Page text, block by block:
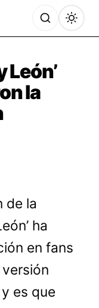
León’
la
de la
ha
en fans
es que